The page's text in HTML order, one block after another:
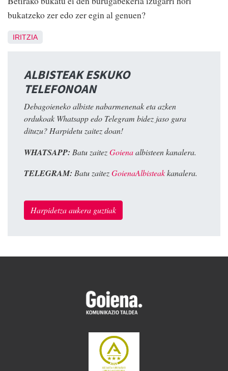
bukatzeko zer edo zer egin al genuen?
IRITZIA
ALBISTEAK ESKUKO
TELEFONOAN
Debagoieneko albiste nabarmenenak eta azken
ordukoak Whatsapp edo Telegram bidez jaso gura
dituzu? Harpidetu zaitez doan!
WHATSAPP: Batu zaitezGoienaalbisteen kanalera.
TELEGRAM: Batu zaitezGoienaAlbisteakkanalera.
Harpidetza aukera guztiak